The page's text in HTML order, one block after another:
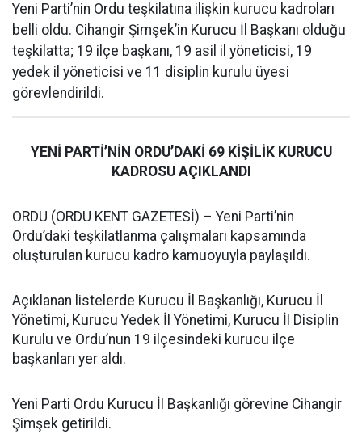
Yeni Parti’nin Ordu teşkilatına ilişkin kurucu kadroları
belli oldu. Cihangir Şimşek’in Kurucu İl Başkanı olduğu
teşkilatta; 19 ilçe başkanı, 19 asil il yöneticisi, 19
yedek il yöneticisi ve 11 disiplin kurulu üyesi
görevlendirildi.
YENİ PARTİ’NİN ORDU’DAKİ 69 KİŞİLİK KURUCU
KADROSU AÇIKLANDI
ORDU (ORDU KENT GAZETESİ) – Yeni Parti’nin
Ordu’daki teşkilatlanma çalışmaları kapsamında
oluşturulan kurucu kadro kamuoyuyla paylaşıldı.
Açıklanan listelerde Kurucu İl Başkanlığı, Kurucu İl
Yönetimi, Kurucu Yedek İl Yönetimi, Kurucu İl Disiplin
Kurulu ve Ordu’nun 19 ilçesindeki kurucu ilçe
başkanları yer aldı.
Yeni Parti Ordu Kurucu İl Başkanlığı görevine Cihangir
Şimşek getirildi.